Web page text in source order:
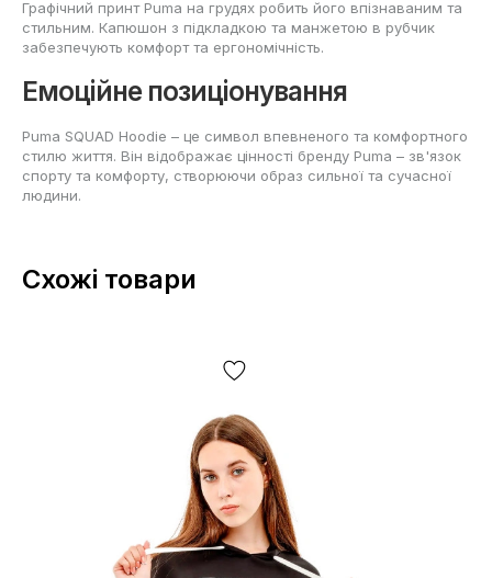
Графічний принт Puma на грудях робить його впізнаваним та
стильним. Капюшон з підкладкою та манжетою в рубчик
забезпечують комфорт та ергономічність.
Емоційне позиціонування
Puma SQUAD Hoodie – це символ впевненого та комфортного
стилю життя. Він відображає цінності бренду Puma – зв'язок
спорту та комфорту, створюючи образ сильної та сучасної
людини.
Схожі товари